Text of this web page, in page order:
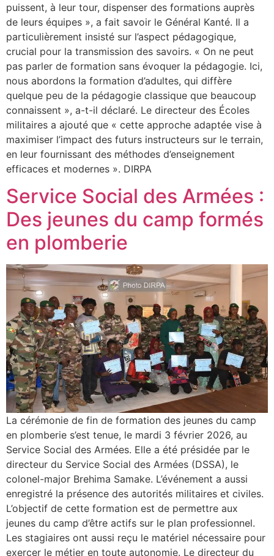
puissent, à leur tour, dispenser des formations auprès
de leurs équipes », a fait savoir le Général Kanté. Il a
particulièrement insisté sur l’aspect pédagogique,
crucial pour la transmission des savoirs. « On ne peut
pas parler de formation sans évoquer la pédagogie. Ici,
nous abordons la formation d’adultes, qui diffère
quelque peu de la pédagogie classique que beaucoup
connaissent », a-t-il déclaré. Le directeur des Écoles
militaires a ajouté que « cette approche adaptée vise à
maximiser l’impact des futurs instructeurs sur le terrain,
en leur fournissant des méthodes d’enseignement
efficaces et modernes ». DIRPA
Service Social des Armées :
Des jeunes du camp formés
en plomberie
La cérémonie de fin de formation des jeunes du camp
en plomberie s’est tenue, le mardi 3 février 2026, au
Service Social des Armées. Elle a été présidée par le
directeur du Service Social des Armées (DSSA), le
colonel-major Brehima Samake. L’événement a aussi
enregistré la présence des autorités militaires et civiles.
L’objectif de cette formation est de permettre aux
jeunes du camp d’être actifs sur le plan professionnel.
Les stagiaires ont aussi reçu le matériel nécessaire pour
exercer le métier en toute autonomie. Le directeur du